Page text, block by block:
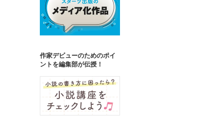
作家デビューのためのポイ
ントを編集部が伝授！